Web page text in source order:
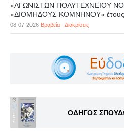
«ΑΓΩΝΙΣΤΩΝ ΠΟΛΥΤΕΧΝΕΙΟΥ
«ΔΙΟΜΗΔΟΥΣ ΚΟΜΝΗΝΟΥ»
08-07-2026 Βραβεία - Διακρίσεις
ΟΔΗΓΟΣ